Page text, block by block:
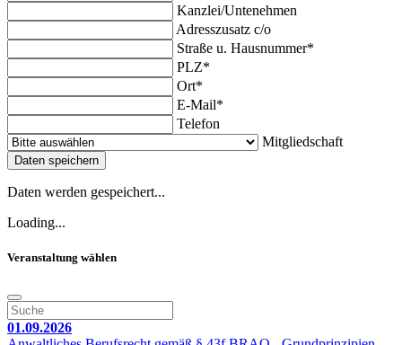
Kanzlei/Untenehmen
Adresszusatz c/o
Straße u. Hausnummer*
PLZ*
Ort*
E-Mail*
Telefon
Mitgliedschaft
Daten speichern
Daten werden gespeichert...
Loading...
Veranstaltung wählen
01.09.2026